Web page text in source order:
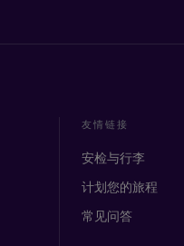
友情链接
安检与行李
计划您的旅程
常见问答